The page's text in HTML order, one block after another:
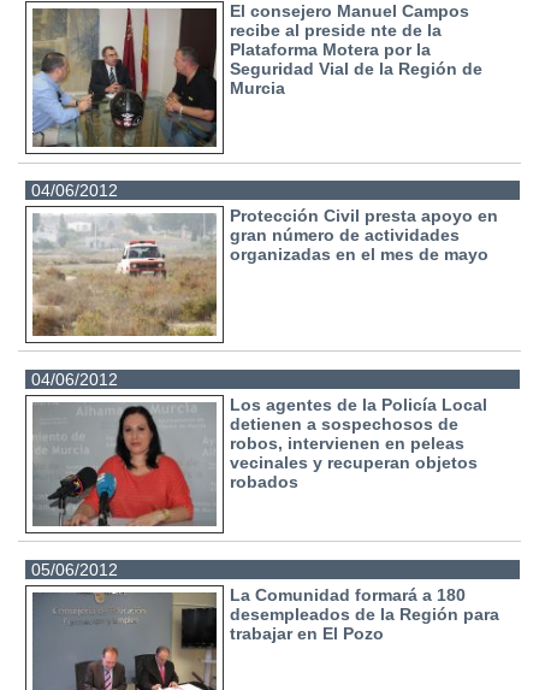
El consejero Manuel Campos
recibe al preside nte de la
Plataforma Motera por la
Seguridad Vial de la Región de
Murcia
04/06/2012
Protección Civil presta apoyo en
gran número de actividades
organizadas en el mes de mayo
04/06/2012
Los agentes de la Policía Local
detienen a sospechosos de
robos, intervienen en peleas
vecinales y recuperan objetos
robados
05/06/2012
La Comunidad formará a 180
desempleados de la Región para
trabajar en El Pozo